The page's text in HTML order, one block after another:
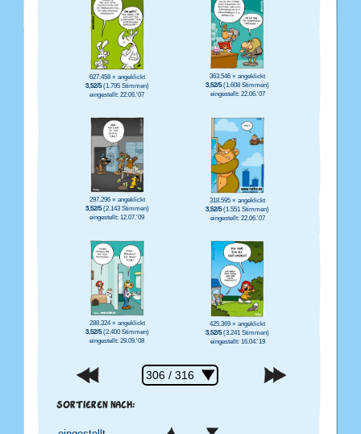
627.458 × angeklickt
3,52/5(1.795 Stimmen)
eingestellt: 22.06.'07
363.546 × angeklickt
3,52/5(1.608 Stimmen)
eingestellt: 22.06.'07
297.296 × angeklickt
3,52/5(2.143 Stimmen)
eingestellt: 12.07.'09
318.595 × angeklickt
3,52/5(1.551 Stimmen)
eingestellt: 22.06.'07
288.324 × angeklickt
3,52/5(2.400 Stimmen)
eingestellt: 29.09.'08
425.369 × angeklickt
3,52/5(3.241 Stimmen)
eingestellt: 16.04.'19
SORTIEREN NACH: